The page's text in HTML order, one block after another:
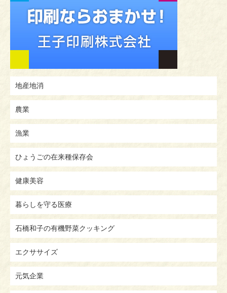
地産地消
農業
漁業
ひょうごの在来種保存会
健康美容
暮らしを守る医療
石橋和子の有機野菜クッキング
エクササイズ
元気企業